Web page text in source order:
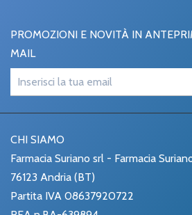
PROMOZIONI E NOVITÀ IN
MAIL
CHI SIAMO
Farmacia Suriano srl - Farmacia
76123 Andria (BT)
Partita IVA 08637920722